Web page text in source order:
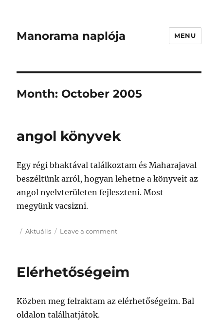
Manorama naplója MENU
Month: October 2005
angol könyvek
Egy régi bhaktával találkoztam és Maharajaval
beszéltünk arról, hogyan lehetne a könyveit az
angol nyelvterületen fejleszteni. Most
megyünk vacsizni.
Posted
Categories
Aktuális Leave a commenton
Elérhetőségeim
Közben meg felraktam az elérhetőségeim. Bal
oldalon találhatjátok.